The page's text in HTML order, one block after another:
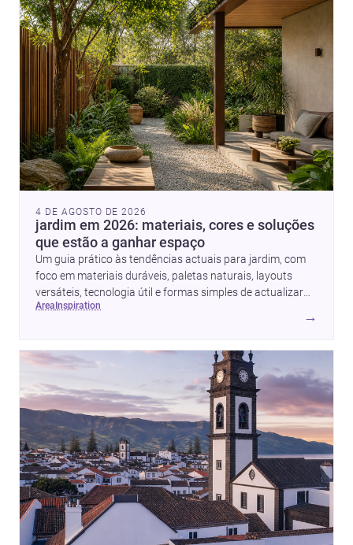
contemporânea.
4 DE AGOSTO DE 2026
jardim em 2026: materiais, cores e soluções
que estão a ganhar espaço
Um guia prático às tendências actuais para jardim, com
foco em materiais duráveis, paletas naturais, layouts
versáteis, tecnologia útil e formas simples de actualizar
sem obras totais.
area inspiration
→